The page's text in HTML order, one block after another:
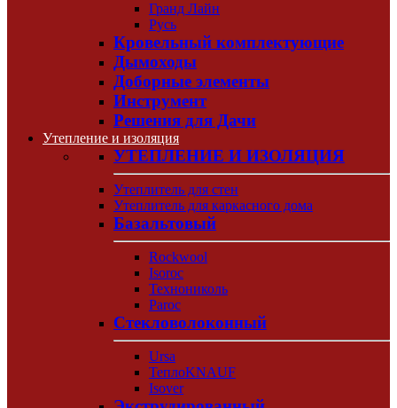
Гранд Лайн
Русь
Кровельный комплектующие
Дымоходы
Доборные элементы
Инструмент
Решения для Дачи
Утепление и изоляция
УТЕПЛЕНИЕ И ИЗОЛЯЦИЯ
Утеплитель для стен
Утеплитель для каркасного дома
Базальтовый
Rockwool
Isoroc
Технониколь
Paroc
Стекловолоконный
Ursa
ТеплоKNAUF
Isover